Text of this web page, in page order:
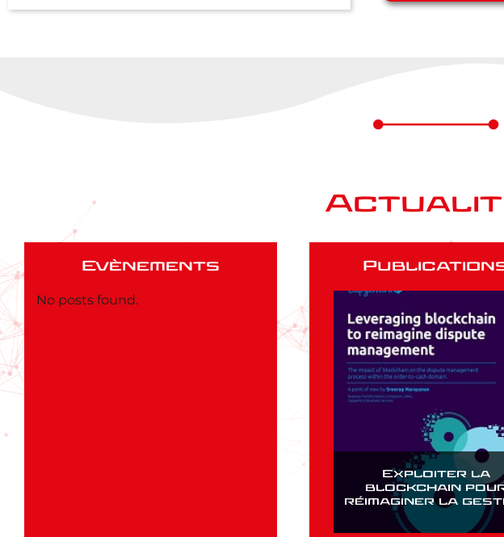
Evènements
No posts found.
Exploiter la
blockchain
réimaginer la
des litiges